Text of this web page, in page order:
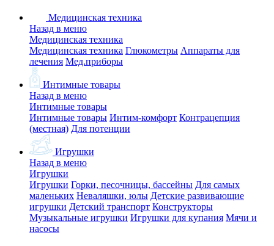
Медицинская техника
Назад в меню
Медицинская техника
Медицинская техника Глюкометры Аппараты для
лечения Мед.приборы
Интимные товары
Назад в меню
Интимные товары
Интимные товары Интим-комфорт Контрацепция
(местная) Для потенции
Игрушки
Назад в меню
Игрушки
Игрушки Горки, песочницы, бассейны Для самых
маленьких Неваляшки, юлы Детские развивающие
игрушки Детский транспорт Конструкторы
Музыкальные игрушки Игрушки для купания Мячи и
насосы